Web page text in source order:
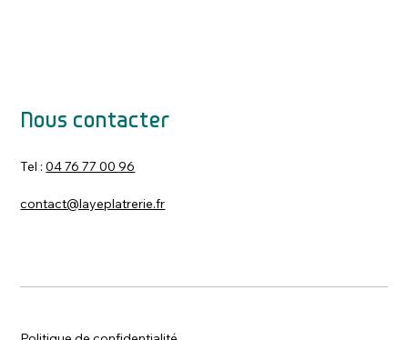
Nous contacter
Tel :04 76 77 00 96
contact@layeplatrerie.fr